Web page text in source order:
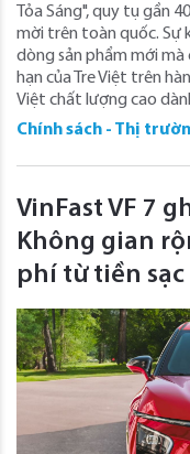
Tỏa Sáng", quy tụ gần
mời trên toàn quốc. Sự
dòng sản phẩm mới
hạn của Tre Việt trên
Việt chất lượng cao
Chính sách - Thị
VinFast VF 7
Không gian
phí từ tiền